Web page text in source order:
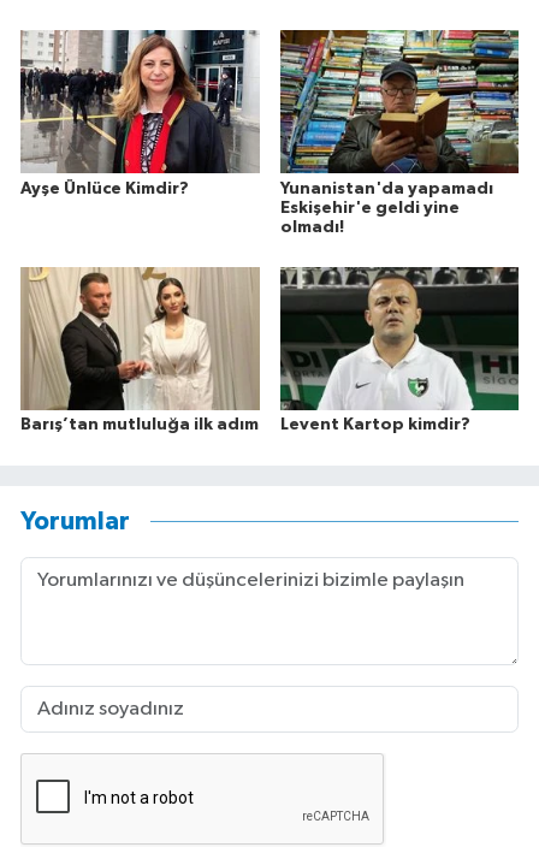
Ayşe Ünlüce Kimdir?
Yunanistan'da yapamadı
Eskişehir'e geldi yine
olmadı!
Barış’tan mutluluğa ilk adım Levent Kartop kimdir?
Yorumlar